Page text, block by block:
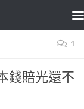
1
錢賠光還不